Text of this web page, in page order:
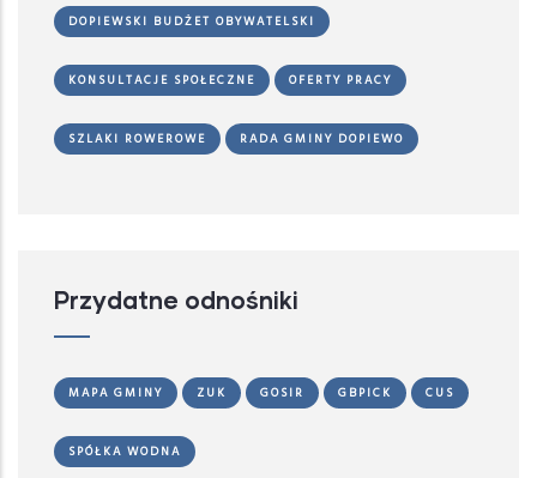
DOPIEWSKI BUDŻET OBYWATELSKI
KONSULTACJE SPOŁECZNE OFERTY PRACY
SZLAKI ROWEROWE RADA GMINY DOPIEWO
Przydatne odnośniki
MAPA GMINY ZUK GOSIR GBPICK CUS
SPÓŁKA WODNA